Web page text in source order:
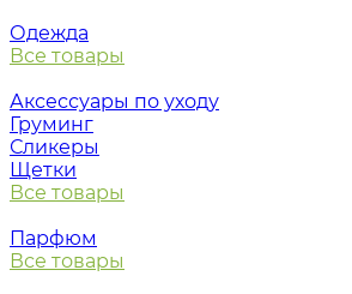
Одежда
Все товары
Аксессуары по уходу
Груминг
Сликеры
Щетки
Все товары
Парфюм
Все товары